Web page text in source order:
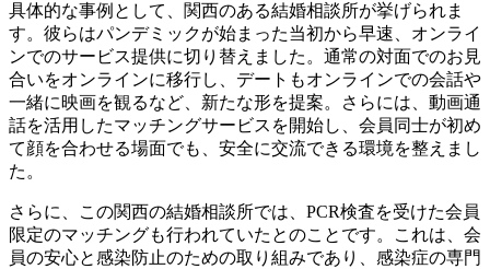
具体的な事例として、関西のある結婚相談所が挙げられま
す。彼らはパンデミックが始まった当初から早速、オンライ
ンでのサービス提供に切り替えました。通常の対面でのお見
合いをオンラインに移行し、デートもオンラインでの会話や
一緒に映画を観るなど、新たな形を提案。さらには、動画通
話を活用したマッチングサービスを開始し、会員同士が初め
て顔を合わせる場面でも、安全に交流できる環境を整えまし
た。
さらに、この関西の結婚相談所では、PCR検査を受けた会員
限定のマッチングも行われていたとのことです。これは、会
員の安心と感染防止のための取り組みであり、感染症の専門